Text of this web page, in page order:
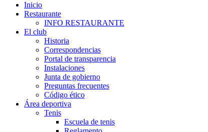
Inicio
Restaurante
INFO RESTAURANTE
El club
Historia
Correspondencias
Portal de transparencia
Instalaciones
Junta de gobierno
Preguntas frecuentes
Código ético
Área deportiva
Tenis
Escuela de tenis